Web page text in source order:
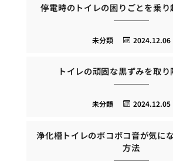
停電時のトイレの困りごとを乗り
2024.12.06
未分類
トイレの頑固な黒ずみを取り
2024.12.05
未分類
浄化槽トイレのボコボコ音が気に
方法